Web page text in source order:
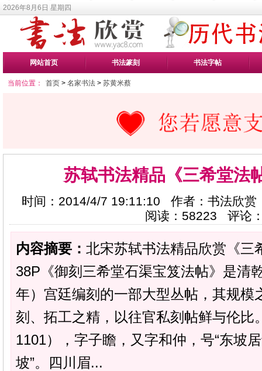
2026年8月6日 星期四
网站首页 书法篆刻 书法字帖
当前位置： 首页 > 名家书法 > 苏黄米蔡
苏轼书法精品《三希堂法
时间：2014/4/7 19:11:10 作者：书法欣
阅读： 58223 评论
内容摘要： 北宋苏轼书法精品欣赏《三
38P《御刻三希堂石渠宝笈法帖》是清
年）宫廷编刻的一部大型丛帖，其规模
刻、拓工之精，以往官私刻帖鲜与伦比
1101），字子瞻，又字和仲，号“东坡
坡”。四川眉...